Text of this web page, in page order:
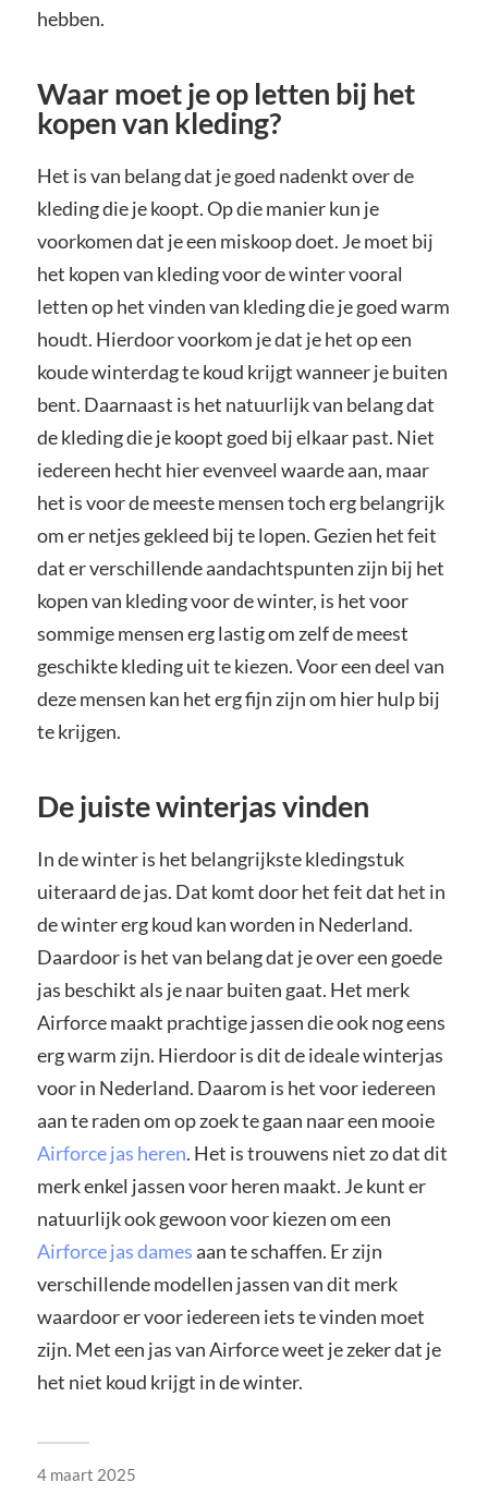
hebben.
Waar moet je op letten bij het
kopen van kleding?
Het is van belang dat je goed nadenkt over de
kleding die je koopt. Op die manier kun je
voorkomen dat je een miskoop doet. Je moet bij
het kopen van kleding voor de winter vooral
letten op het vinden van kleding die je goed warm
houdt. Hierdoor voorkom je dat je het op een
koude winterdag te koud krijgt wanneer je buiten
bent. Daarnaast is het natuurlijk van belang dat
de kleding die je koopt goed bij elkaar past. Niet
iedereen hecht hier evenveel waarde aan, maar
het is voor de meeste mensen toch erg belangrijk
om er netjes gekleed bij te lopen. Gezien het feit
dat er verschillende aandachtspunten zijn bij het
kopen van kleding voor de winter, is het voor
sommige mensen erg lastig om zelf de meest
geschikte kleding uit te kiezen. Voor een deel van
deze mensen kan het erg fijn zijn om hier hulp bij
te krijgen.
De juiste winterjas vinden
In de winter is het belangrijkste kledingstuk
uiteraard de jas. Dat komt door het feit dat het in
de winter erg koud kan worden in Nederland.
Daardoor is het van belang dat je over een goede
jas beschikt als je naar buiten gaat. Het merk
Airforce maakt prachtige jassen die ook nog eens
erg warm zijn. Hierdoor is dit de ideale winterjas
voor in Nederland. Daarom is het voor iedereen
aan te raden om op zoek te gaan naar een mooie
Airforce jas heren. Het is trouwens niet zo dat dit
merk enkel jassen voor heren maakt. Je kunt er
natuurlijk ook gewoon voor kiezen om een
Airforce jas damesaan te schaffen. Er zijn
verschillende modellen jassen van dit merk
waardoor er voor iedereen iets te vinden moet
zijn. Met een jas van Airforce weet je zeker dat je
het niet koud krijgt in de winter.
4 maart 2025